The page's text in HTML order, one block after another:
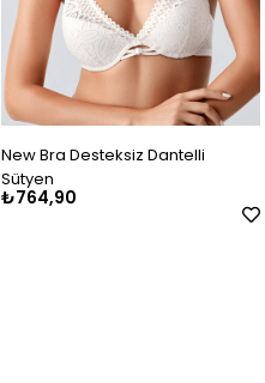
New Bra Desteksiz Dantelli
Sütyen
₺764,90